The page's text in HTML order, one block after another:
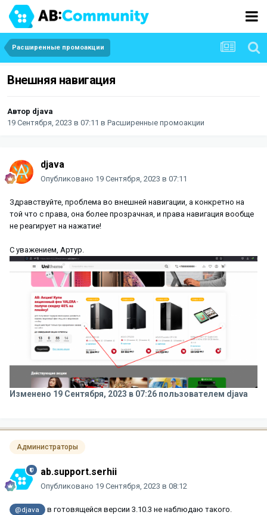
Расширенные промоакции
Внешняя навигация
Автор djava
19 Сентября, 2023 в 07:11 в Расширенные промоакции
djava
Опубликовано 19 Сентября, 2023 в 07:11
Здравствуйте, проблема во внешней навигации, а конкретно на
той что с права, она более прозрачная, и права навигация вообще
не реагирует на нажатие!
С уважением, Артур.
Изменено 19 Сентября, 2023 в 07:26 пользователем djava
Администраторы
ab.support.serhii
Опубликовано 19 Сентября, 2023 в 08:12
@djava
в готовящейся версии 3.10.3 не наблюдаю такого.